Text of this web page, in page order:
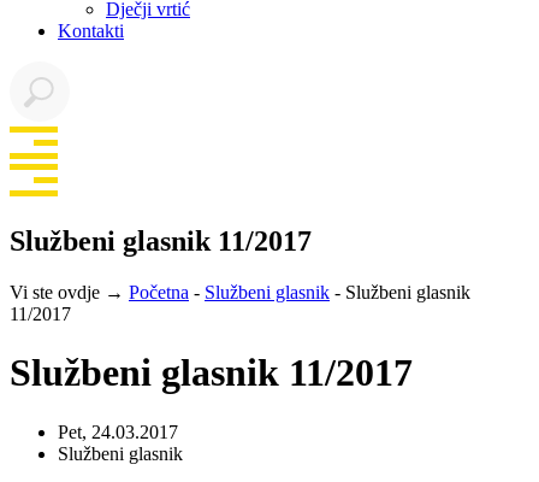
Dječji vrtić
Kontakti
Službeni glasnik 11/2017
Vi ste ovdje → Početna - Službeni glasnik - Službeni glasnik
11/2017
Službeni glasnik 11/2017
Pet, 24.03.2017
Službeni glasnik